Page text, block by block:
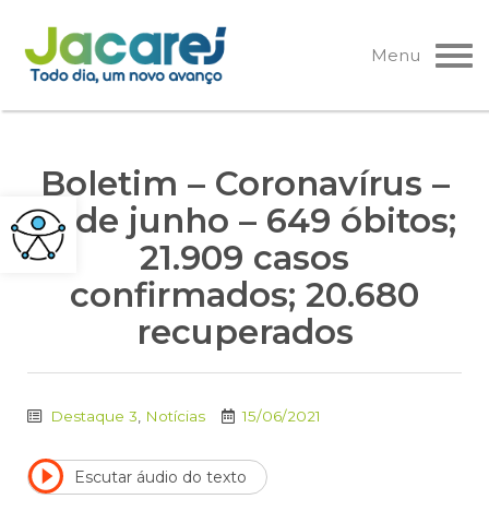
Pular
para
o
Menu
Boletim – Coronavírus –
15 de junho – 649 óbitos;
21.909 casos
confirmados; 20.680
recuperados
Destaque 3 Notícias 15/06/2021
Escutar áudio do texto